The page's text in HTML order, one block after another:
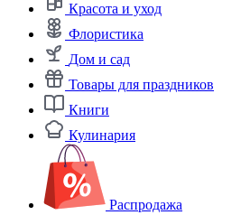
Красота и уход
Флористика
Дом и сад
Товары для праздников
Книги
Кулинария
Распродажа